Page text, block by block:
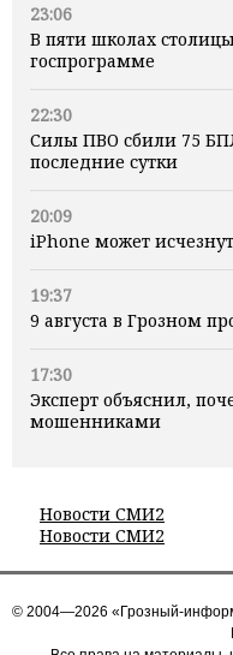
23:06
В пяти школах
госпрограмме
22:30
Силы ПВО сбили 75
последние сутки
20:09
iPhone может
19:37
9 августа в Грозном
17:30
Эксперт объяснил,
мошенниками
Новости СМИ2
Новости СМИ2
© 2004—2026 «Грозный-